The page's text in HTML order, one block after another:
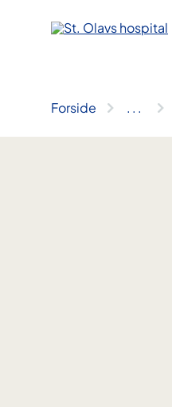
Forside .. .